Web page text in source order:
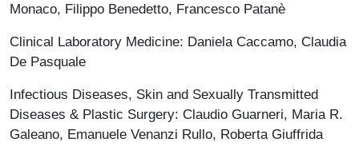
Monaco, Filippo Benedetto, Francesco Patanè
Clinical Laboratory Medicine: Daniela Caccamo, Claudia
De Pasquale
Infectious Diseases, Skin and Sexually Transmitted
Diseases & Plastic Surgery: Claudio Guarneri, Maria R.
Galeano, Emanuele Venanzi Rullo, Roberta Giuffrida